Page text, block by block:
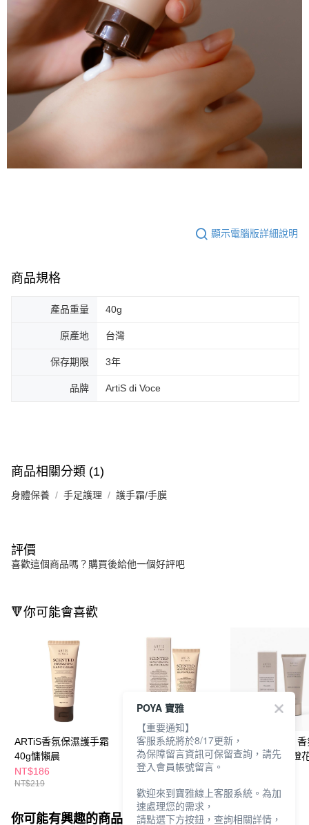
顯示電腦版詳細說明
商品規格
產品重量 40g
原產地 台灣
保存期限 3年
品牌 ArtiS di Voce
商品相關分類 (1)
身體保養 手足護理 護手霜/手膜
評價
喜歡這個商品嗎？購買後給他一個好評吧
🔻你可能會喜歡
ARTiS香氛保濕護手霜
40g慵懶晨
NT$186
NT$219
ARTiS香氛保濕護手霜
40g-梔子花
NT$186
ARTiS di Voce
濕護手霜40g-橙
你可能有興趣的商品 全站排行
POYA 寶雅
【重要通知】
客服系統將於8/17更新，
為保障留言資訊可保留查詢，請先
登入會員帳號留言。
歡迎來到寶雅線上客服系統。為加
速處理您的需求，
請點選下方按鈕，查詢相關詳情，